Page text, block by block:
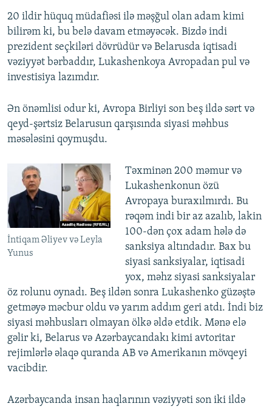
20 ildir hüquq müdafiəsi ilə məşğul olan adam kimi
bilirəm ki, bu belə davam etməyəcək. Bizdə indi
prezident seçkiləri dövrüdür və Belarusda iqtisadi
vəziyyət bərbaddır, Lukashenkoya Avropadan pul və
investisiya lazımdır.
Ən önəmlisi odur ki, Avropa Birliyi son beş ildə sərt və
qeyd-şərtsiz Belarusun qarşısında siyasi məhbus
məsələsini qoymuşdu.
İntiqam Əliyev və Leyla
Yunus
Təxminən 200 məmur və
Lukashenkonun özü
Avropaya buraxılmırdı. Bu
rəqəm indi bir az azalıb, lakin
100-dən çox adam hələ də
sanksiya altındadır. Bax bu
siyasi sanksiyalar, iqtisadi
yox, məhz siyasi sanksiyalar
öz rolunu oynadı. Beş ildən sonra Lukashenko güzəştə
getməyə məcbur oldu və yarım addım geri atdı. İndi biz
siyasi məhbusları olmayan ölkə əldə etdik. Mənə elə
gəlir ki, Belarus və Azərbaycandakı kimi avtoritar
rejimlərlə əlaqə quranda AB və Amerikanın mövqeyi
vacibdir.
Azərbaycanda insan haqlarının vəziyyəti son iki ildə